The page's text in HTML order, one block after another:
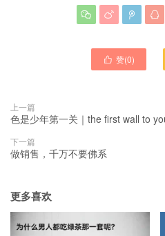
   
 赞(0)
上一篇
色是少年第一关｜the first wall to
下一篇
做销售，千万不要佛系
更多喜欢